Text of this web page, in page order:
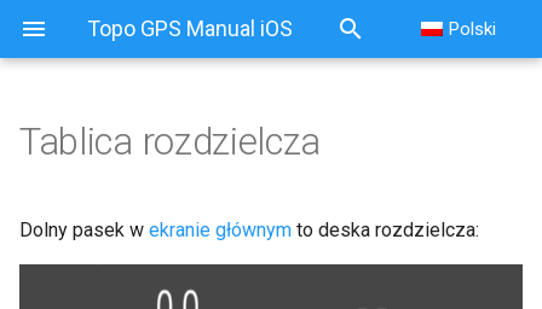
Topo GPS Manual iOS Polski
Przycisk Pozycja
Tablica rozdzielcza
Dolny pasek w ekranie głównym to deska rozdzielcza: